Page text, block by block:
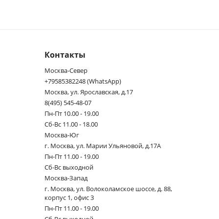
Контакты
Москва-Север
+79585382248 (WhatsApp)
Москва, ул. Ярославская, д.17
8(495) 545-48-07
Пн-Пт 10.00 - 19.00
Сб-Вс 11.00 - 18.00
Москва-Юг
г. Москва, ул. Марии Ульяновой, д.17А
Пн-Пт 11.00 - 19.00
Сб-Вс выходной
Москва-Запад
г. Москва, ул. Волоколамское шоссе, д. 88,
корпус 1, офис 3
Пн-Пт 11.00 - 19.00